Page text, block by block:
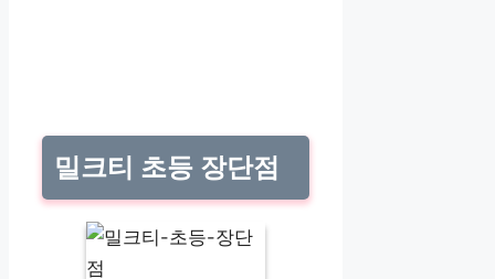
밀크티 초등 장단점